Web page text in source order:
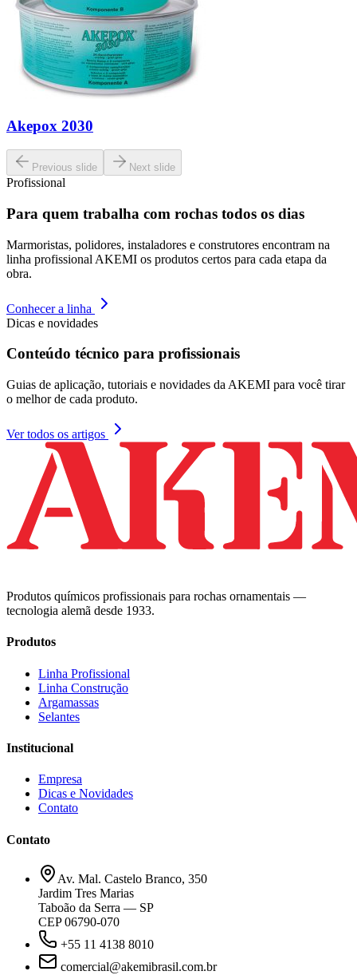
Akepox 2030
Previous slide Next slide
Profissional
Para quem trabalha com rochas todos os dias
Marmoristas, polidores, instaladores e construtores encontram na
linha profissional AKEMI os produtos certos para cada etapa da
obra.
Conhecer a linha
Dicas e novidades
Conteúdo técnico para profissionais
Guias de aplicação, tutoriais e novidades da AKEMI para você tirar
o melhor de cada produto.
Ver todos os artigos
Produtos químicos profissionais para rochas ornamentais —
tecnologia alemã desde 1933.
Produtos
Linha Profissional
Linha Construção
Argamassas
Selantes
Institucional
Empresa
Dicas e Novidades
Contato
Contato
Av. Mal. Castelo Branco, 350
Jardim Tres Marias
Taboão da Serra — SP
CEP 06790-070
+55 11 4138 8010
comercial@akemibrasil.com.br